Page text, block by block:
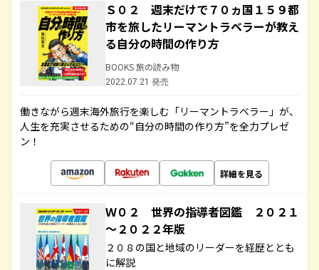
Ｓ０２ 週末だけで７０ヵ国１５９都
市を旅したリーマントラベラーが教え
る自分の時間の作り方
BOOKS 旅の読み物
2022.07.21 発売
働きながら週末海外旅行を楽しむ「リーマントラベラー」が、
人生を充実させるための“自分の時間の作り方”を全力プレゼ
ン！
詳細を見る
Ｗ０２ 世界の指導者図鑑 ２０２１
～２０２２年版
２０８の国と地域のリーダーを経歴ととも
に解説